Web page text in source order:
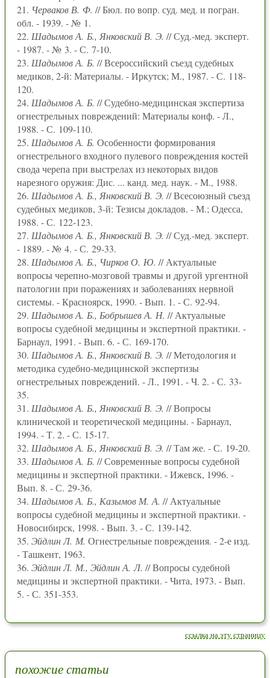
21. Черваков В. Ф. // Бюл. по вопp. суд. мед. и погран.
обл. - 1939. - № 1.
22. Шадымов А. Б., Янковский В. Э. // Суд.-мед. эксперт.
- 1987. - № 3. - С. 7-10.
23. Шадымов А. Б. // Всероссийский съезд судебных
медиков, 2-й: Материалы. - Иркутск; М., 1987. - С. 118-
120.
24. Шадымов А. Б. // Судебно-медицинская экспертиза
огнестрельных повреждений: Материалы конф. - Л.,
1988. - С. 109-110.
25. Шадымов А. Б. Особенности формирования
огнестрельного входного пулевого повреждения костей
свода черепа при выстрелах из некоторых видов
нарезного оружия: Дис. ... канд. мед. наук. - М., 1988.
26. Шадымов А. Б., Янковский В. Э. // Всесоюзный съезд
судебных медиков, 3-й: Тезисы докладов. - М.; Одесса,
1988. - С. 122-123.
27. Шадымов А. Б., Янковский В. Э. // Суд.-мед. эксперт.
- 1889. - № 4. - С. 29-33.
28. Шадымов А. Б., Чирков О. Ю. // Актуальные
вопросы черепно-мозговой травмы и другой ургентной
патологии при поражениях и заболеваниях нервной
системы. - Красноярск, 1990. - Вып. 1. - С. 92-94.
29. Шадымов А. Б., Бобрышев А. Н. // Актуальные
вопросы судебной медицины и экспертной практики. -
Барнаул, 1991. - Вып. 6. - С. 169-170.
30. Шадымов А. Б., Янковский В. Э. // Методология и
методика судебно-медицинской экспертизы
огнестрельных повреждений. - Л., 1991. - Ч. 2. - С. 33-
35.
31. Шадымов А. Б., Янковский В. Э. // Вопросы
клинической и теоретической медицины. - Барнаул,
1994. - Т. 2. - С. 15-17.
32. Шадымов А. Б., Янковский В. Э. // Там же. - С. 19-20.
33. Шадымов А. Б. // Современные вопросы судебной
медицины и экспертной практики. - Ижевск, 1996. -
Вып. 8. - С. 29-36.
34. Шадымов А. Б., Казымов М. А. // Актуальные
вопросы судебной медицины и экспертной практики. -
Новосибирск, 1998. - Вып. 3. - С. 139-142.
35. Эйдлин Л. М. Огнестрельные повреждения. - 2-е изд.
- Ташкент, 1963.
36. Эйдлин Л. М., Эйдлин А. Л. // Вопросы судебной
медицины и экспертной практики. - Чита, 1973. - Вып.
5. - С. 351-353.
ссылка на эту страницу
похожие статьи